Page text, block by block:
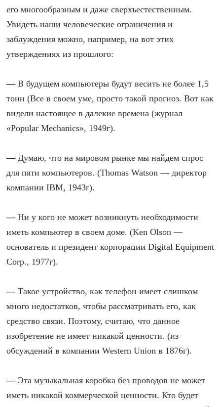
его многообразным и даже сверхъестественным.
Увидеть наши человеческие ограничения и
заблуждения можно, например, на вот этих
утверждениях из прошлого:
—В будущем компьютеры будут весить не более 1,5
тонн (Все в своем уме, просто такой прогноз. Вот как
видели настоящее в далекие времена (журнал
«Popular Mechanics», 1949г).
—Думаю, что на мировом рынке мы найдем спрос
для пяти компьютеров. (Thomas Watson — директор
компании IBM, 1943г).
—Ни у кого не может возникнуть необходимости
иметь компьютер в своем доме. (Ken Olson —
основатель и президент корпорации Digital Equipment
Corp., 1977г).
—Такое устройство, как телефон имеет слишком
много недостатков, чтобы рассматривать его, как
средство связи. Поэтому, считаю, что данное
изобретение не имеет никакой ценности. (из
обсуждений в компании Western Union в 1876г).
—Эта музыкальная коробка без проводов не может
иметь никакой коммерческой ценности. Кто будет